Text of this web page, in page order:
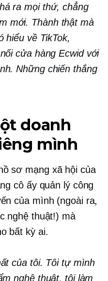
ra mọi thứ, chẳng
mới. Thành thật mà
hiểu về TikTok,
cửa hàng Ecwid với
Những chiến thắng
doanh
mình
sơ mạng xã hội của
cô ấy quản lý công
của mình (ngoài ra,
nghệ thuật!) mà
bất kỳ ai.
của tôi. Tôi tự mình
nghệ thuật, tôi làm